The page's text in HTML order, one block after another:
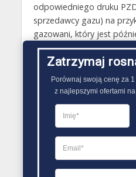
odpowiedniego druku
sprzedawcy gazu) na
gazowani, który jest
nią. Wzór dokumentu
stronie gazowni.
Gazy techniczne
Butle gazowe
Gaz płynny Grodzisk
LPG Grodzisk
Dostawcy gazu
Zatrzymaj
Porównaj swoją cenę za
z najlepszymi ofertami